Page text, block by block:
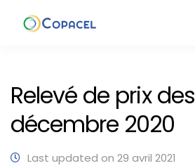
Relevé de prix
décembre 2020
Last updated on 29 avril 2021